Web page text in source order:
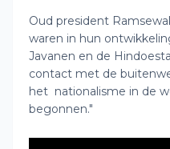
Oud president
waren in hun
Javanen en de
contact met de
het nationalisme in de
begonnen."